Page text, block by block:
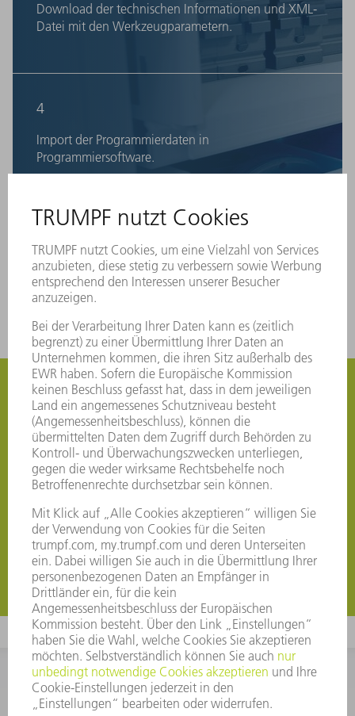
Download der technischen Informationen und XML-
Datei mit den Werkzeugparametern.
4
Import der Programmierdaten in
Programmiersoftware.
Werkzeug steht in Werkzeugdatenbank bereit und
kann für Produktion genutzt werden.
Sie wollen mit MyTRUMPF
durchstarten? Jetzt registrieren
Sie sind Kunde von TRUMPF und noch nicht bei
MyTRUMPF? Dann registrieren Sie sich jetzt kostenlos
sich außerdem, wenn Sie unsere Service App nutzen
möchten.
Mehr ErfahrenMehr Erfahren